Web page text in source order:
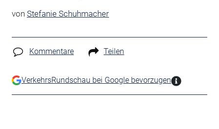
von Stefanie Schuhmacher
Kommentare Teilen
VerkehrsRundschau bei Google bevorzugen